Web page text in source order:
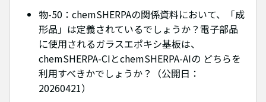
物-50：chemSHERPAの関係資料において、「成
形品」は定義されているでしょうか？電子部品
に使用されるガラスエポキシ基板は、
chemSHERPA-CIとchemSHERPA-AIの どちらを
利用すべきかでしょうか？（公開日：
20260421）